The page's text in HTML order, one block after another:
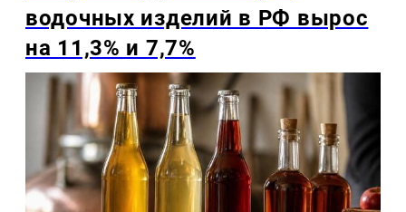
водочных изделий в РФ вырос
на 11,3% и 7,7%